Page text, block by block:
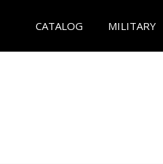
CATALOG MILITARY